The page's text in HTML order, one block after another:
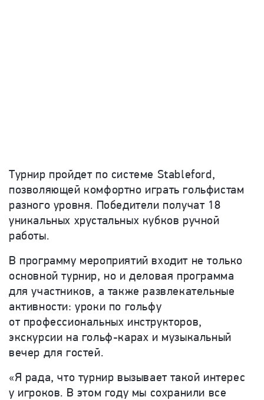
Турнир пройдет по системе Stableford,
позволяющей комфортно играть гольфистам
разного уровня. Победители получат 18
уникальных хрустальных кубков ручной
работы.
В программу мероприятий входит не только
основной турнир, но и деловая программа
для участников, а также развлекательные
активности: уроки по гольфу
от профессиональных инструкторов,
экскурсии на гольф-карах и музыкальный
вечер для гостей.
«Я рада, что турнир вызывает такой интерес
у игроков. В этом году мы сохранили все